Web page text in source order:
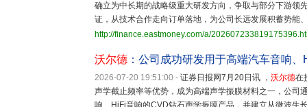
确立为中长期的战略级重大研发方向，争取与部分下游领
证，从技术合作走向订单落地，为公司长远发展积蓄势能
http://finance.eastmoney.com/a/
沃尔德 ：公司成功研发用于高端汽车音响
2026-07-20 19:51:00 - 证券日报网7月20日讯 ， 沃尔德在
声学截止频率等优势，成为高端声学振膜材料之一，公司
响、HiFi音响的CVD钻石声学振膜产品，并建立从微波生